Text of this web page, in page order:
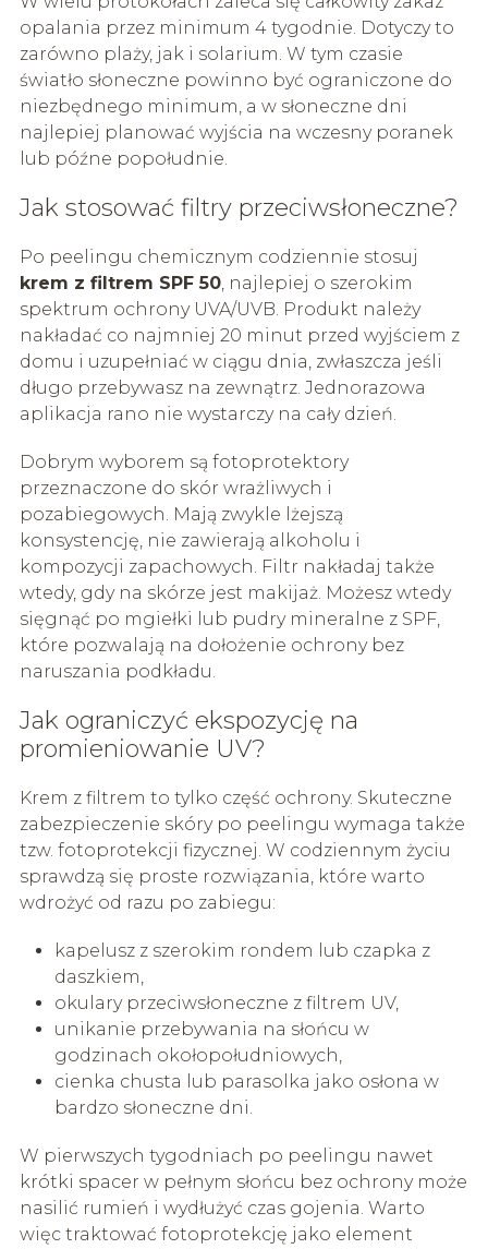
opalania przez minimum 4 tygodnie. Dotyczy to
zarówno plaży, jak i solarium. W tym czasie
światło słoneczne powinno być ograniczone do
niezbędnego minimum, a w słoneczne dni
najlepiej planować wyjścia na wczesny poranek
lub późne popołudnie.
Jak stosować filtry przeciwsłoneczne?
Po peelingu chemicznym codziennie stosuj
krem z filtrem SPF 50, najlepiej o szerokim
spektrum ochrony UVA/UVB. Produkt należy
nakładać co najmniej 20 minut przed wyjściem z
domu i uzupełniać w ciągu dnia, zwłaszcza jeśli
długo przebywasz na zewnątrz. Jednorazowa
aplikacja rano nie wystarczy na cały dzień.
Dobrym wyborem są fotoprotektory
przeznaczone do skór wrażliwych i
pozabiegowych. Mają zwykle lżejszą
konsystencję, nie zawierają alkoholu i
kompozycji zapachowych. Filtr nakładaj także
wtedy, gdy na skórze jest makijaż. Możesz wtedy
sięgnąć po mgiełki lub pudry mineralne z SPF,
które pozwalają na dołożenie ochrony bez
naruszania podkładu.
Jak ograniczyć ekspozycję na
promieniowanie UV?
Krem z filtrem to tylko część ochrony. Skuteczne
zabezpieczenie skóry po peelingu wymaga także
tzw. fotoprotekcji fizycznej. W codziennym życiu
sprawdzą się proste rozwiązania, które warto
wdrożyć od razu po zabiegu:
kapelusz z szerokim rondem lub czapka z
daszkiem,
okulary przeciwsłoneczne z filtrem UV,
unikanie przebywania na słońcu w
godzinach okołopołudniowych,
cienka chusta lub parasolka jako osłona w
bardzo słoneczne dni.
W pierwszych tygodniach po peelingu nawet
krótki spacer w pełnym słońcu bez ochrony może
nasilić rumień i wydłużyć czas gojenia. Warto
więc traktować fotoprotekcję jako element